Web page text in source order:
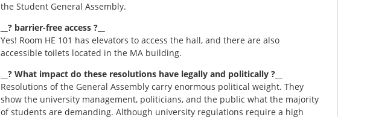
the Student General Assembly.
__? barrier-free access ?__
Yes! Room HE 101 has elevators to access the hall, and there are also
accessible toilets located in the MA building.
__? What impact do these resolutions have legally and politically ?__
Resolutions of the General Assembly carry enormous political weight. They
show the university management, politicians, and the public what the majority
of students are demanding. Although university regulations require a high